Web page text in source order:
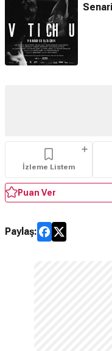
İzleme Listem
Puan Ver
Paylaş: